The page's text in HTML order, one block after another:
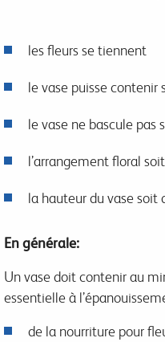
les fleurs se tiennent
le vase puisse contenir
le vase ne bascule pas
l’arrangement floral
la hauteur du vase soit
En générale:
Un vase doit contenir au
essentielle à
de la nourriture pour